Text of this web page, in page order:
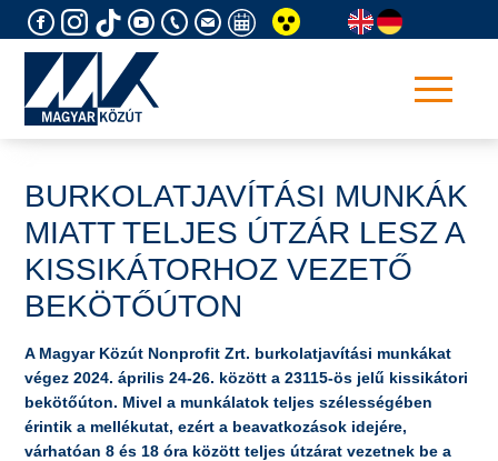
to
BURKOLATJAVÍTÁSI MUNKÁK
MIATT TELJES ÚTZÁR LESZ A
KISSIKÁTORHOZ VEZETŐ
BEKÖTŐÚTON
A Magyar Közút Nonprofit Zrt. burkolatjavítási munkákat
végez 2024. április 24-26. között a 23115-ös jelű kissikátori
bekötőúton. Mivel a munkálatok teljes szélességében
érintik a mellékutat, ezért a beavatkozások idejére,
várhatóan 8 és 18 óra között teljes útzárat vezetnek be a